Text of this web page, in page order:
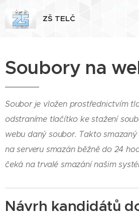
ZŠ TELČ
Soubory na
Soubor je vložen prostřednictvím
odstraníme tlačítko ke stažení
webu daný soubor. Takto
na serveru smazán běžně do 24
čeká na trvalé smazání našim
Návrh kandidátů